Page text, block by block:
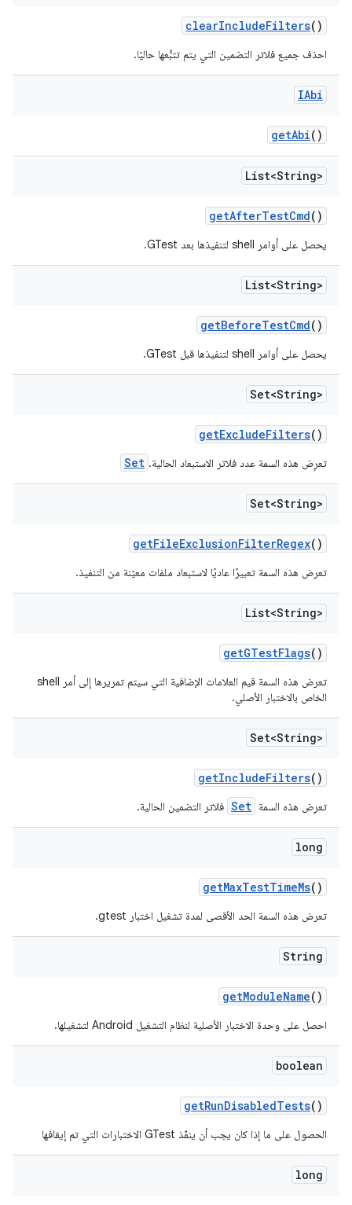
clearIncludeFilters()
احذف جميع فلاتر التضمين التي يتم تتبُّعها حاليًا.
IAbi
getAbi()
List<String>
getAfterTestCmd()
يحصل على أوامر shell لتنفيذها بعد GTest.
List<String>
getBeforeTestCmd()
يحصل على أوامر shell لتنفيذها قبل GTest.
Set<String>
getExcludeFilters()
تعرِض هذه السمة عدد فلاتر الاستبعاد الحالية. Set
Set<String>
getFileExclusionFilterRegex()
تعرض هذه السمة تعبيرًا عاديًا لاستبعاد ملفات معيّنة من التنفيذ.
List<String>
getGTestFlags()
تعرض هذه السمة قيم العلامات الإضافية التي سيتم تمريرها إلى أمر shell
الخاص بالاختبار الأصلي.
Set<String>
getIncludeFilters()
تعرِض هذه السمة Set فلاتر التضمين الحالية.
long
getMaxTestTimeMs()
تعرض هذه السمة الحد الأقصى لمدة تشغيل اختبار gtest.
String
getModuleName()
احصل على وحدة الاختبار الأصلية لنظام التشغيل Android لتشغيلها.
boolean
getRunDisabledTests()
الحصول على ما إذا كان يجب أن ينفّذ GTest الاختبارات التي تم إيقافها
long